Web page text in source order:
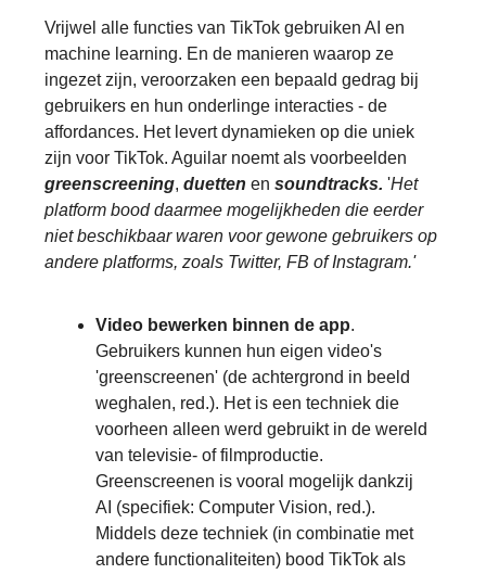
Vrijwel alle functies van TikTok gebruiken AI en
machine learning. En de manieren waarop ze
ingezet zijn, veroorzaken een bepaald gedrag bij
gebruikers en hun onderlinge interacties - de
affordances. Het levert dynamieken op die uniek
zijn voor TikTok. Aguilar noemt als voorbeelden
greenscreening, duetten en soundtracks. 'Het
platform bood daarmee mogelijkheden die eerder
niet beschikbaar waren voor gewone gebruikers op
andere platforms, zoals Twitter, FB of Instagram.'
Video bewerken binnen de app.
Gebruikers kunnen hun eigen video's
'greenscreenen' (de achtergrond in beeld
weghalen, red.). Het is een techniek die
voorheen alleen werd gebruikt in de wereld
van televisie- of filmproductie.
Greenscreenen is vooral mogelijk dankzij
AI (specifiek: Computer Vision, red.).
Middels deze techniek (in combinatie met
andere functionaliteiten) bood TikTok als